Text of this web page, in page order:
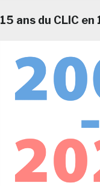
15 ans du CLIC